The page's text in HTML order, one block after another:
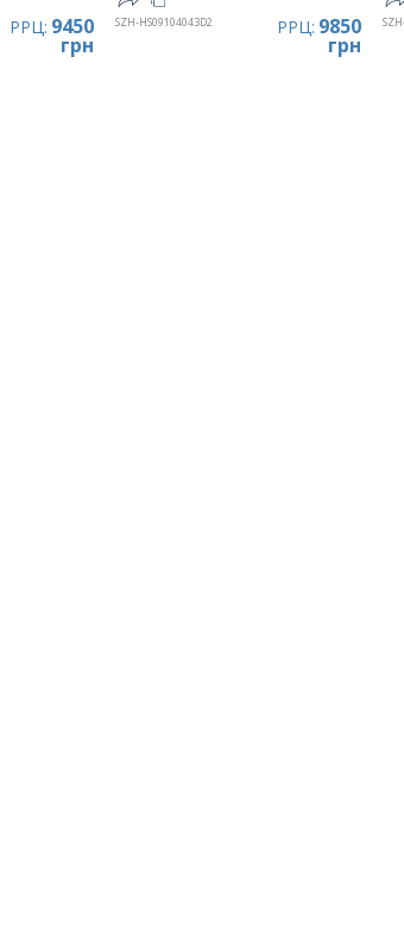
РРЦ: 9450
грн
SZH-HS09104043D2 РРЦ: 9850
грн